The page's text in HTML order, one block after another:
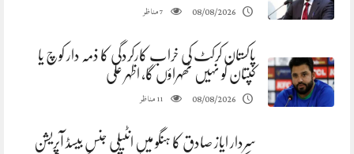
08/08/2026
7مناظر
پاکستان کرکٹ کی خراب کارکردگی کا ذمہ دار کوچ یا
کپتان کو نہیں ٹھہراؤں گا، اظہر علی
08/08/2026
11مناظر
سردار ایاز صادق کا ہنگو میں انٹیلی جنس بیسڈ آپریشن